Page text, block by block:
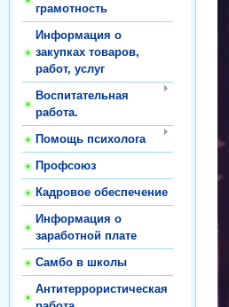
грамотность
Информация о
закупках товаров,
работ, услуг
Воспитательная
работа.
Помощь психолога
Профсоюз
Кадровое обеспечение
Информация о
заработной плате
Самбо в школы
Антитеррористическая